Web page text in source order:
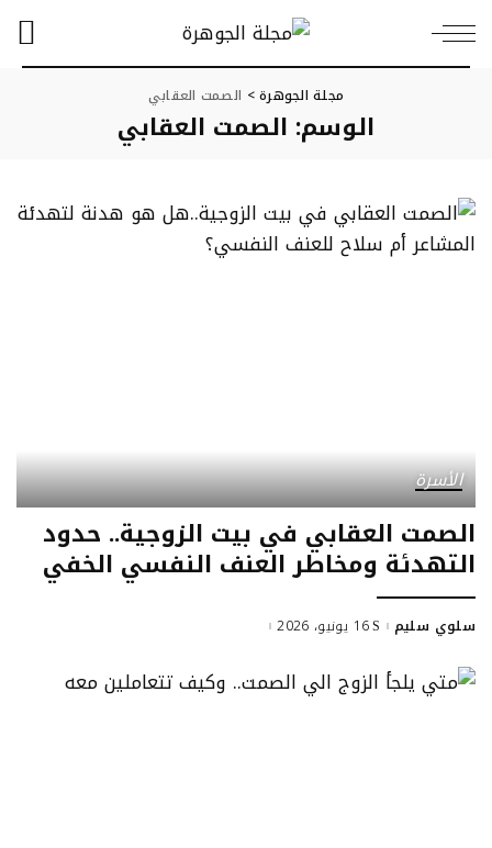
مجلة الجوهرة> الصمت العقابي
الوسم: الصمت العقابي
الأسرة
الصمت العقابي في بيت الزوجية.. حدود
التهدئة ومخاطر العنف النفسي الخفي
Posted
سلوي سليم 16 يونيو، 2026